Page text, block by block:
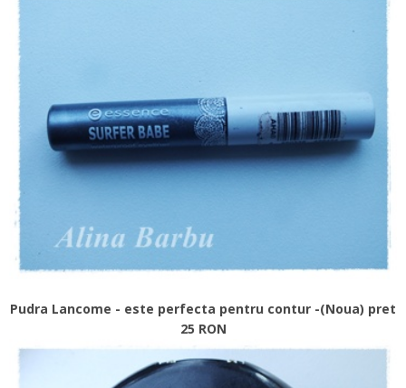
Pudra Lancome - este perfecta pentru contur -(Noua) pret
25 RON